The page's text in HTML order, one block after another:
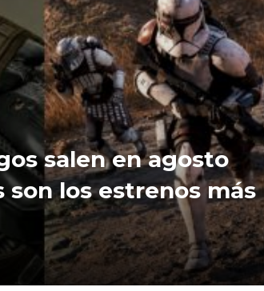
salen en agosto
son los estrenos más